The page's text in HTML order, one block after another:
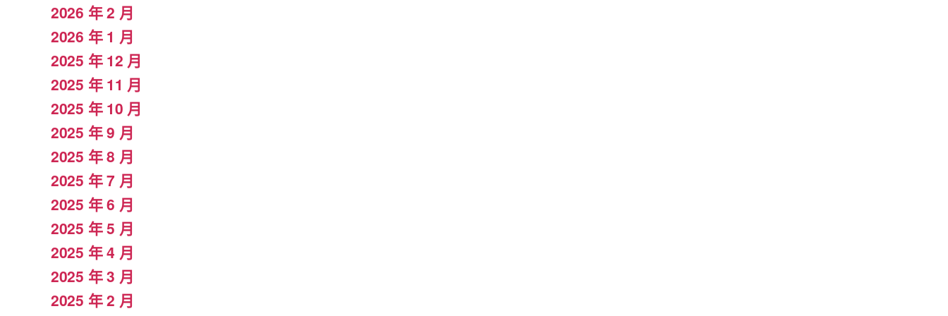
2026 年 2 月
2026 年 1 月
2025 年 12 月
2025 年 11 月
2025 年 10 月
2025 年 9 月
2025 年 8 月
2025 年 7 月
2025 年 6 月
2025 年 5 月
2025 年 4 月
2025 年 3 月
2025 年 2 月